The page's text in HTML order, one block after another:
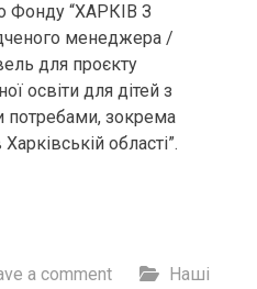
Фонду “ХАРКІВ З
менеджера /
для проєкту
освіти для дітей з
потребами, зокрема
області”.
a comment
Наші